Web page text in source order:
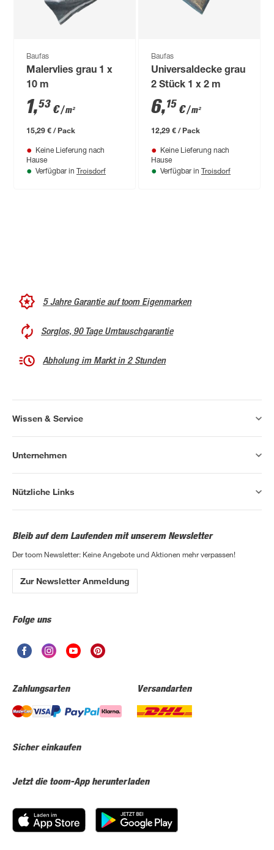
Baufas
Malervlies grau 1 x
10 m
1,53 €/ m²
15,29 € / Pack
Keine Lieferung nach
Hause
Verfügbar in Troisdorf
Baufas
Universaldecke grau
2 Stück 1 x 2 m
6,15 €/ m²
12,29 € / Pack
Keine Lieferung nach
Hause
Verfügbar in Troisdorf
5 Jahre Garantie auf toom Eigenmarken
Sorglos, 90 Tage Umtauschgarantie
Abholung im Markt in 2 Stunden
Wissen & Service
Unternehmen
Nützliche Links
Bleib auf dem Laufenden mit unserem Newsletter
Der toom Newsletter: Keine Angebote und Aktionen mehr verpassen!
Zur Newsletter Anmeldung
Folge uns
Zahlungsarten Versandarten
Sicher einkaufen
Jetzt die toom-App herunterladen